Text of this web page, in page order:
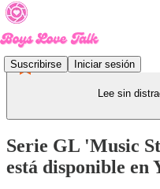
Suscribirse Iniciar sesión
Lee sin
Serie GL 'Music
está disponible en